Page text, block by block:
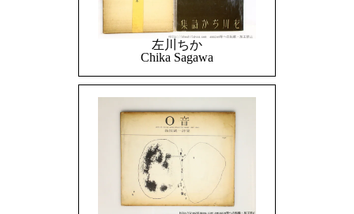
左川ちか
Chika Sagawa